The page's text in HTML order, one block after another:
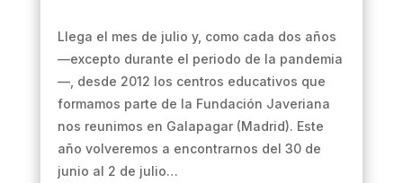
Llega el mes de julio y, como cada dos años
—excepto durante el periodo de la pandemia
—, desde 2012 los centros educativos que
formamos parte de la Fundación Javeriana
nos reunimos en Galapagar (Madrid). Este
año volveremos a encontrarnos del 30 de
junio al 2 de julio…